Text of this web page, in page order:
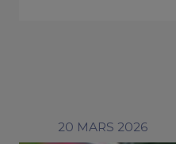
20 MARS 2026